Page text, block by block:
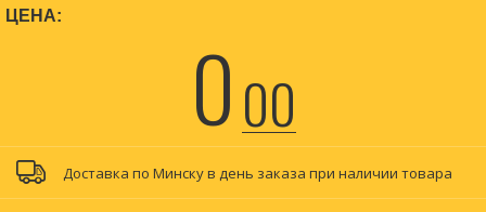
ЦЕНА:
000
Доставка по Минску в день заказа при наличии товара